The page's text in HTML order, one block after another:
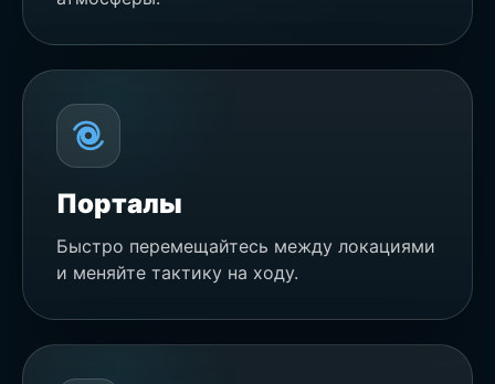
Порталы
Быстро перемещайтесь между локациями
и меняйте тактику на ходу.